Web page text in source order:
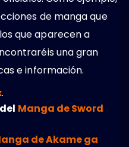
de manga que
que aparecen a
una gran
e información.
.
Manga de Sword
de Akame ga